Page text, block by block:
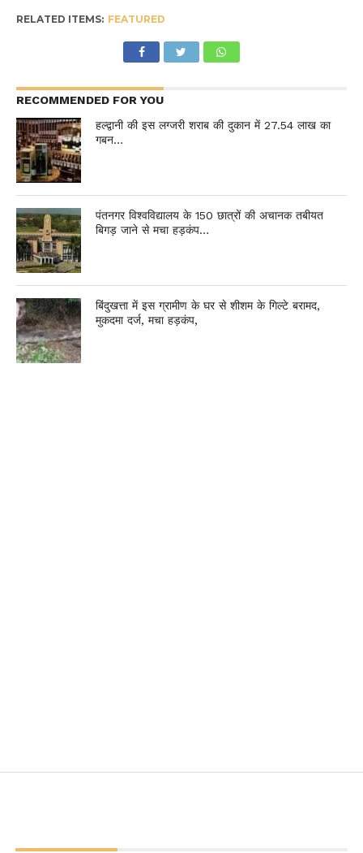
RELATED ITEMS: FEATURED
RECOMMENDED FOR YOU
हल्द्वानी की इस लग्जरी शराब की दुकान में 27.54 लाख का
गबन…
पंतनगर विश्वविद्यालय के 150 छात्रों की अचानक तबीयत
बिगड़ जाने से मचा हड़कंप…
बिंदुखत्ता में इस ग्रामीण के घर से शीशम के गिल्टे बरामद,
मुकदमा दर्ज, मचा हड़कंप,